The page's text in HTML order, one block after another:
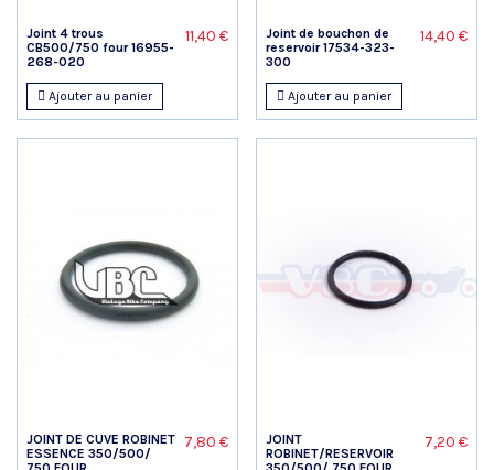
Joint 4 trous
CB500/750 four 16955-
268-020
11,40 €
Ajouter au panier
Joint de bouchon de
reservoir 17534-323-
300
14,40 €
Ajouter au panier
JOINT DE CUVE ROBINET
ESSENCE 350/500/
7,80 €
JOINT
ROBINET/RESERVOIR
7,20 €